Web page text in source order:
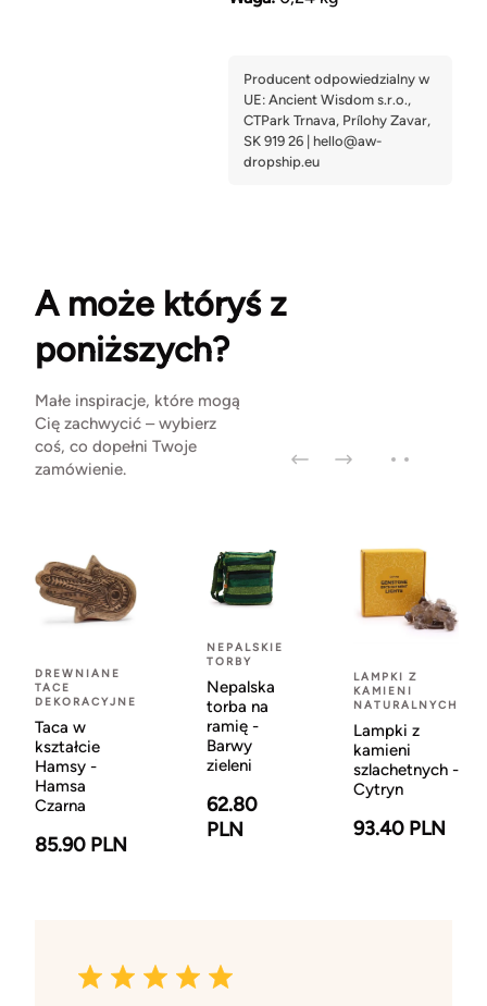
A może któryś z
poniższych?
Małe inspiracje, które mogą
Cię zachwycić – wybierz
coś, co dopełni Twoje
zamówienie.
DREWNIANE
TACE
DEKORACYJNE
Taca w
kształcie
Hamsy -
Hamsa
Czarna
85.90 PLN
NEPALSKIE
TORBY
Nepalska
torba na
ramię -
Barwy
zieleni
62.80
PLN
LAMPKI Z
KAMIENI
NATURALNYCH
Lampki z
kamieni
szlachetnych -
Cytryn
93.40 PLN